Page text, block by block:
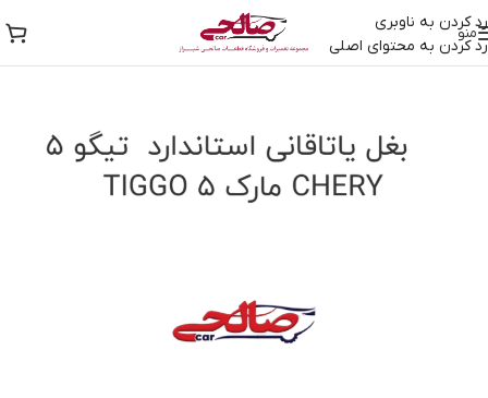
رد کردن به ناوبری
رد کردن به محتوای اصلی
منو